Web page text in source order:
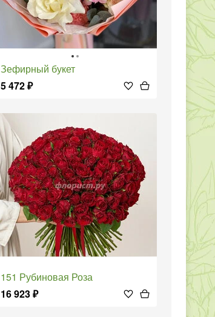
Зефирный букет
5 472₽
151 Рубиновая Роза
16 923₽